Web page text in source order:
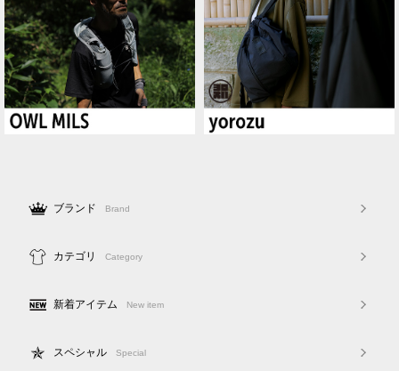
ブランド Brand
カテゴリ Category
新着アイテム New item
スペシャル Special